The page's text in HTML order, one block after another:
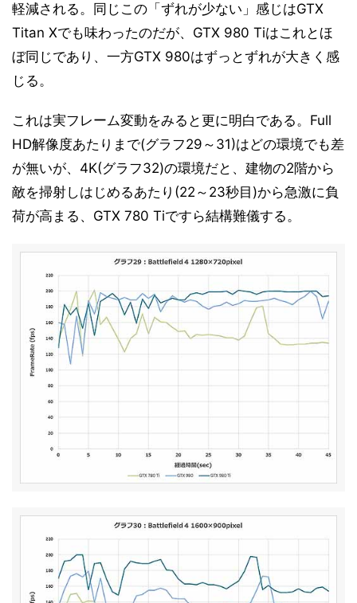
軽減される。同じこの「ずれが少ない」感じはGTX
Titan Xでも味わったのだが、GTX 980 Tiはこれとほ
ぼ同じであり、一方GTX 980はずっとずれが大きく感
じる。
これは実フレーム変動をみると更に明白である。Full
HD解像度あたりまで(グラフ29～31)はどの環境でも差
が無いが、4K(グラフ32)の環境だと、建物の2階から
敵を掃射しはじめるあたり(22～23秒目)から急激に負
荷が高まる、GTX 780 Tiですら結構難儀する。